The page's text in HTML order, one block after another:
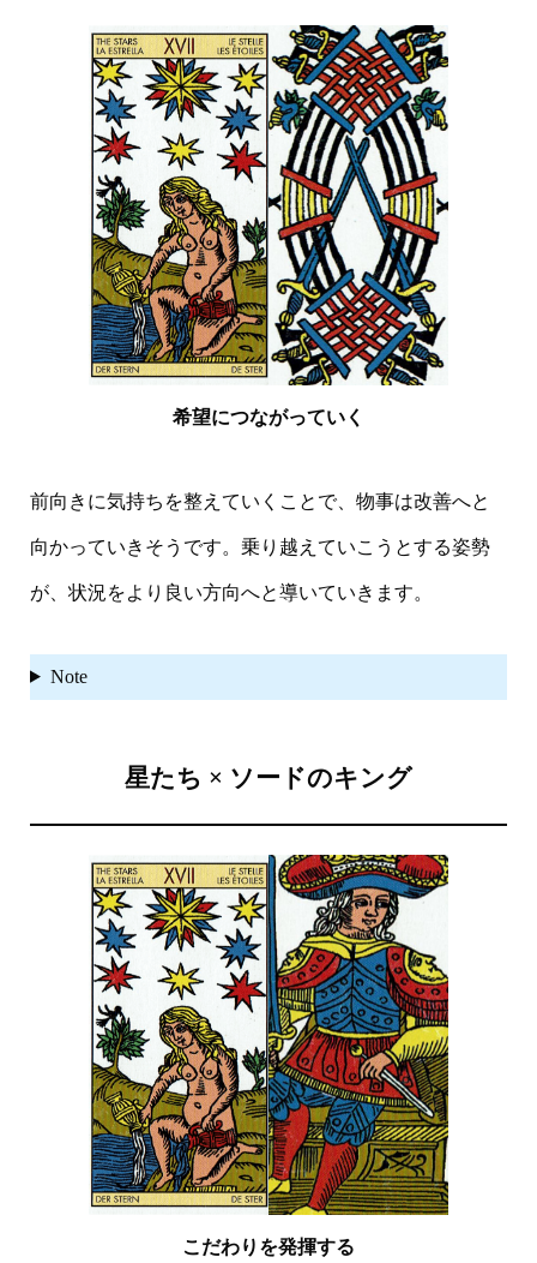
希望につながっていく
前向きに気持ちを整えていくことで、物事は改善へと
向かっていきそうです。乗り越えていこうとする姿勢
が、状況をより良い方向へと導いていきます。
Note
星たち × ソードのキング
こだわりを発揮する